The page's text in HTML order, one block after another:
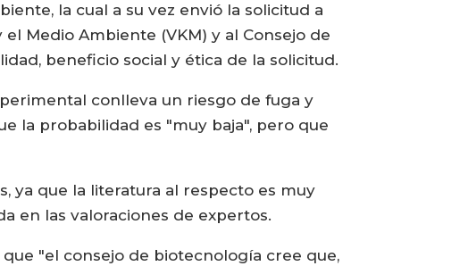
la cual a su vez envió la solicitud a
Medio Ambiente (VKM) y al Consejo de
beneficio social y ética de la solicitud.
conlleva un riesgo de fuga y
la probabilidad es "muy baja", pero que
ya que la literatura al respecto es muy
en las valoraciones de expertos.
"el consejo de biotecnología cree que,